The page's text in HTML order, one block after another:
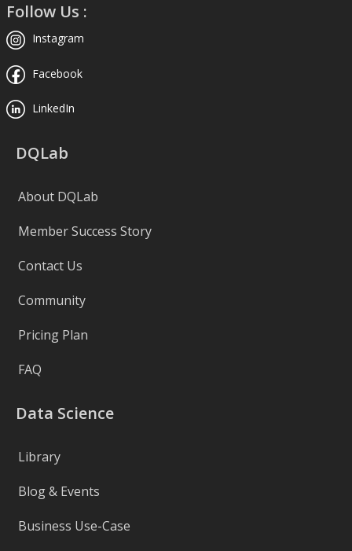
Follow Us :
Instagram
Facebook
LinkedIn
DQLab
About DQLab
Member Success Story
Contact Us
Community
Pricing Plan
FAQ
Data Science
Library
Blog & Events
Business Use-Case